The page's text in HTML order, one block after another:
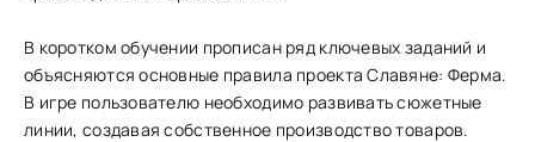
В коротком обучении прописан ряд ключевых заданий и
объясняются основные правила проекта Славяне: Ферма.
В игре пользователю необходимо развивать сюжетные
линии, создавая собственное производство товаров.